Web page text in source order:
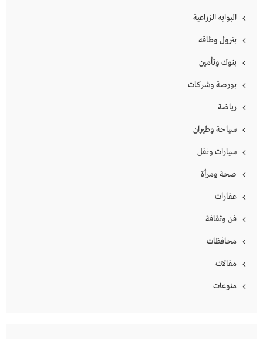
البوابه الزراعية
بترول وطاقه
بنوك وتأمين
بورصة وشركات
رياضة
سياحة وطيران
سيارات ونقل
صحة ومرأة
عقارات
فن وثقافة
محافظات
مقالات
منوعات